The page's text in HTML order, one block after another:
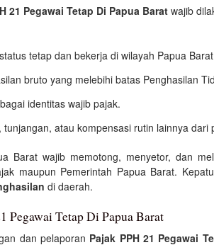
21 Pegawai Tetap Di Papua Barat wajib
tetap dan bekerja di wilayah Papua
bruto yang melebihi batas Penghasilan
identitas wajib pajak.
tunjangan, atau kompensasi rutin lainnya dari
Barat wajib memotong, menyetor, dan
maupun Pemerintah Papua Barat.
di daerah.
Pegawai Tetap Di Papua Barat
dan pelaporan Pajak PPH 21 Pegawai